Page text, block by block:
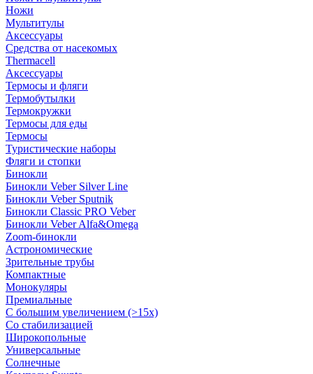
Ножи
Мультитулы
Аксессуары
Средства от насекомых
Thermacell
Аксессуары
Термосы и фляги
Термобутылки
Термокружки
Термосы для еды
Термосы
Туристические наборы
Фляги и стопки
Бинокли
Бинокли Veber Silver Line
Бинокли Veber Sputnik
Бинокли Classic PRO Veber
Бинокли Veber Alfa&Omega
Zoom-бинокли
Астрономические
Зрительные трубы
Компактные
Монокуляры
Премиальные
С большим увеличением (>15x)
Со стабилизацией
Широкопольные
Универсальные
Солнечные